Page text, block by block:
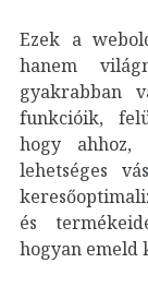
Ezek a
hanem
gyakrabban
funkcióik,
hogy
lehetséges
és
hogyan emeld